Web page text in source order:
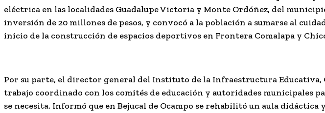
eléctrica en las localidades Guadalupe Victoria y Monte Ordóñez, del
inversión de 20 millones de pesos, y convocó a la población a sumarse al
inicio de la construcción de espacios deportivos en Frontera Comalapa y
Por su parte, el director general del Instituto de la Infraestructura
trabajo coordinado con los comités de educación y autoridades municipales
se necesita. Informó que en Bejucal de Ocampo se rehabilitó un aula didáctica